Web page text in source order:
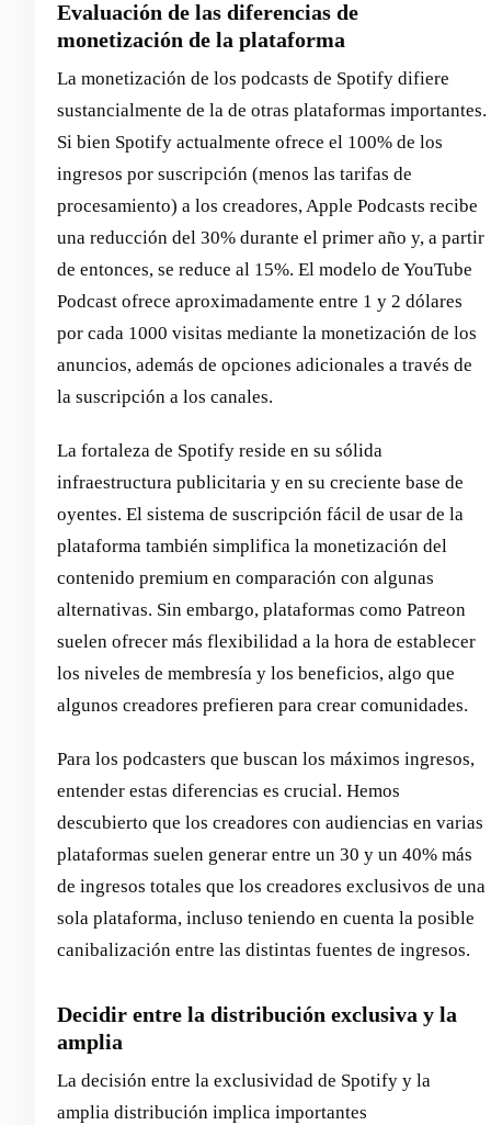
Evaluación de las diferencias de
monetización de la plataforma
La monetización de los podcasts de Spotify difiere
sustancialmente de la de otras plataformas importantes.
Si bien Spotify actualmente ofrece el 100% de los
ingresos por suscripción (menos las tarifas de
procesamiento) a los creadores, Apple Podcasts recibe
una reducción del 30% durante el primer año y, a partir
de entonces, se reduce al 15%. El modelo de YouTube
Podcast ofrece aproximadamente entre 1 y 2 dólares
por cada 1000 visitas mediante la monetización de los
anuncios, además de opciones adicionales a través de
la suscripción a los canales.
La fortaleza de Spotify reside en su sólida
infraestructura publicitaria y en su creciente base de
oyentes. El sistema de suscripción fácil de usar de la
plataforma también simplifica la monetización del
contenido premium en comparación con algunas
alternativas. Sin embargo, plataformas como Patreon
suelen ofrecer más flexibilidad a la hora de establecer
los niveles de membresía y los beneficios, algo que
algunos creadores prefieren para crear comunidades.
Para los podcasters que buscan los máximos ingresos,
entender estas diferencias es crucial. Hemos
descubierto que los creadores con audiencias en varias
plataformas suelen generar entre un 30 y un 40% más
de ingresos totales que los creadores exclusivos de una
sola plataforma, incluso teniendo en cuenta la posible
canibalización entre las distintas fuentes de ingresos.
Decidir entre la distribución exclusiva y la
amplia
La decisión entre la exclusividad de Spotify y la
amplia distribución implica importantes